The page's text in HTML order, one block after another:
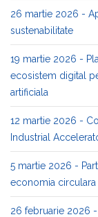
26 martie 2026 -
sustenabilitate
19 martie 2026 -
ecosistem digital
artificiala
12 martie 2026 -
Industrial
5 martie 2026 -
economia circulara
26 februarie 2026